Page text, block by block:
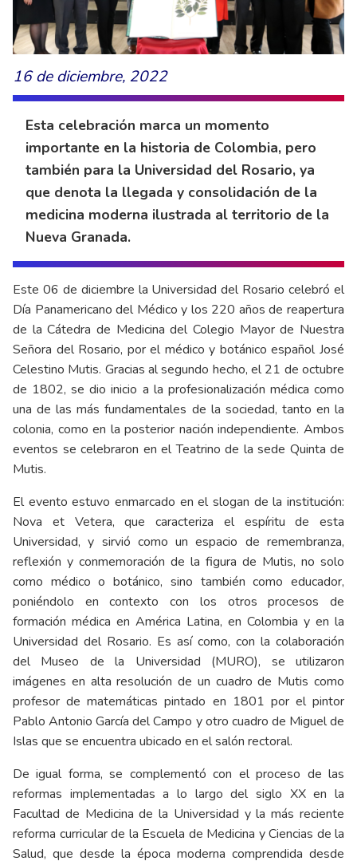
16 de diciembre, 2022
Esta celebración marca un momento
importante en la historia de Colombia, pero
también para la Universidad del Rosario, ya
que denota la llegada y consolidación de la
medicina moderna ilustrada al territorio de la
Nueva Granada.
Este 06 de diciembre la Universidad del Rosario celebró el
Día Panamericano del Médico y los 220 años de reapertura
de la Cátedra de Medicina del Colegio Mayor de Nuestra
Señora del Rosario, por el médico y botánico español José
Celestino Mutis. Gracias al segundo hecho, el 21 de octubre
de 1802, se dio inicio a la profesionalización médica como
una de las más fundamentales de la sociedad, tanto en la
colonia, como en la posterior nación independiente. Ambos
eventos se celebraron en el Teatrino de la sede Quinta de
Mutis.
El evento estuvo enmarcado en el slogan de la institución:
Nova et Vetera, que caracteriza el espíritu de esta
Universidad, y sirvió como un espacio de remembranza,
reflexión y conmemoración de la figura de Mutis, no solo
como médico o botánico, sino también como educador,
poniéndolo en contexto con los otros procesos de
formación médica en América Latina, en Colombia y en la
Universidad del Rosario. Es así como, con la colaboración
del Museo de la Universidad (MURO), se utilizaron
imágenes en alta resolución de un cuadro de Mutis como
profesor de matemáticas pintado en 1801 por el pintor
Pablo Antonio García del Campo y otro cuadro de Miguel de
Islas que se encuentra ubicado en el salón rectoral.
De igual forma, se complementó con el proceso de las
reformas implementadas a lo largo del siglo XX en la
Facultad de Medicina de la Universidad y la más reciente
reforma curricular de la Escuela de Medicina y Ciencias de la
Salud, que desde la época moderna comprendida desde